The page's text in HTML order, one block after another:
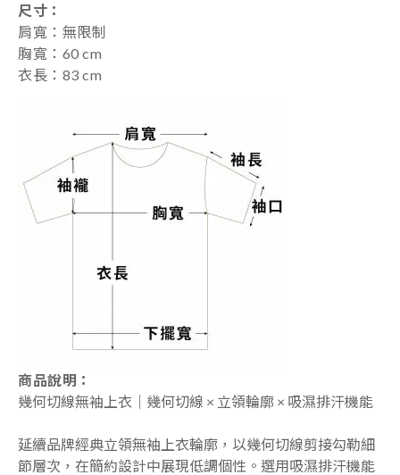
尺寸 ：
肩寬：無限制
胸寬：60 cm
衣長：83 cm
商品說明：
幾何切線無袖上衣｜幾何切線 × 立領輪廓 × 吸濕排汗機能
延續品牌經典立領無袖上衣輪廓，以幾何切線剪接勾勒細
節層次，在簡約設計中展現低調個性。選用吸濕排汗機能